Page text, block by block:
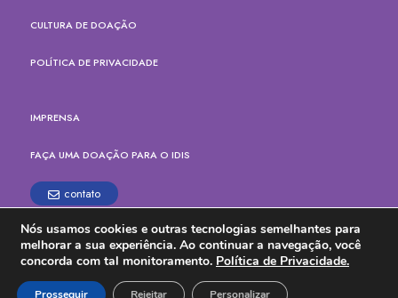
CULTURA DE DOAÇÃO
POLÍTICA DE PRIVACIDADE
IMPRENSA
FAÇA UMA DOAÇÃO PARA O IDIS
contato
Rua Paes Leme, 524, cj.165
Pinheiros, São Paulo - SP
CEP: 05424-904
Tel. (11) 3914-6700
Nós usamos cookies e outras tecnologias semelhantes para
melhorar a sua experiência. Ao continuar a navegação, você
concorda com tal monitoramento. Política de Privacidade.
Prosseguir Rejeitar Personalizar